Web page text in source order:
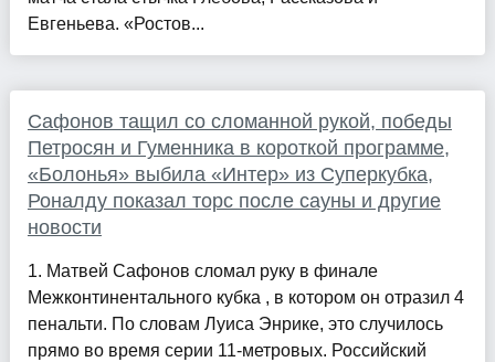
Евгеньева. «Ростов...
Сафонов тащил со сломанной рукой, победы
Петросян и Гуменника в короткой программе,
«Болонья» выбила «Интер» из Суперкубка,
Роналду показал торс после сауны и другие
новости
1. Матвей Сафонов сломал руку в финале
Межконтинентального кубка , в котором он отразил 4
пенальти. По словам Луиса Энрике, это случилось
прямо во время серии 11-метровых. Российский